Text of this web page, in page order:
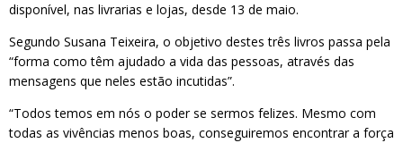
disponível, nas livrarias e lojas, desde 13 de maio.
Segundo Susana Teixeira, o objetivo destes três livros passa pela
“forma como têm ajudado a vida das pessoas, através das
mensagens que neles estão incutidas”.
“Todos temos em nós o poder se sermos felizes. Mesmo com
todas as vivências menos boas, conseguiremos encontrar a força